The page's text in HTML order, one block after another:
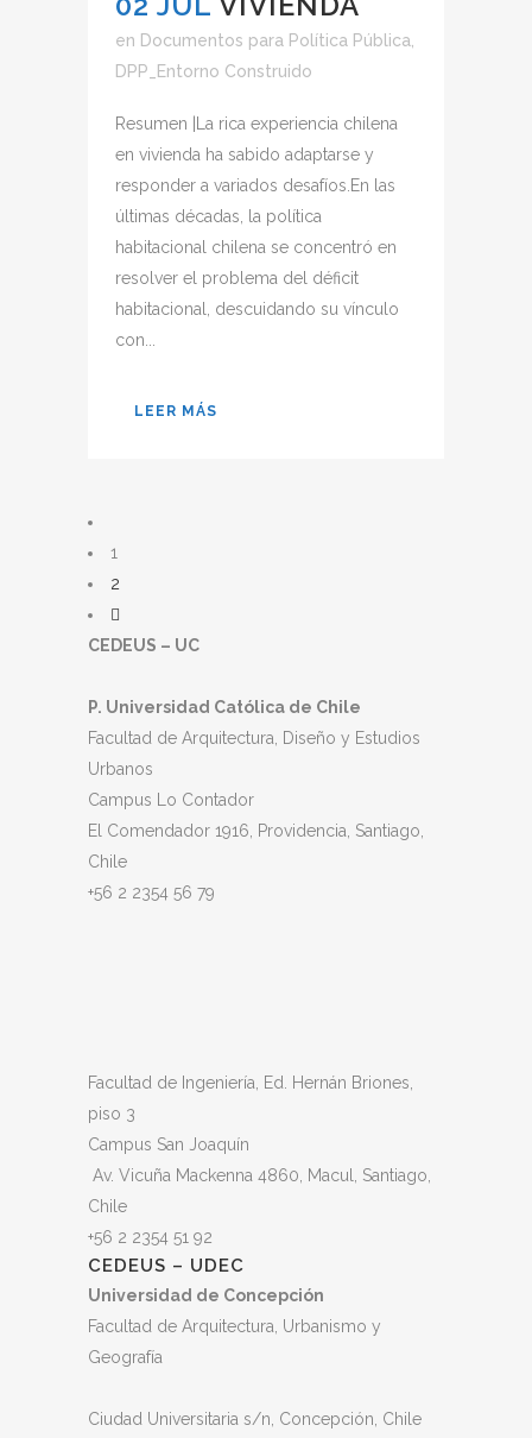
en Documentos para Política Pública
DPP_Entorno Construido
Resumen |La rica experiencia chilena
en vivienda ha sabido adaptarse y
responder a variados desafíos.En las
últimas décadas, la política
habitacional chilena se concentró en
resolver el problema del déficit
habitacional, descuidando su vínculo
con...
LEER MÁS
1
2
CEDEUS – UC
P. Universidad Católica de Chile
Facultad de Arquitectura, Diseño y Estudios
Urbanos
Campus Lo Contador
El Comendador 1916, Providencia, Santiago,
Chile
+56 2 2354 56 79
Facultad de Ingeniería, Ed. Hernán Briones,
piso 3
Campus San Joaquín
Av. Vicuña Mackenna 4860, Macul
, Santiago,
Chile
+56 2 2354 51 92
CEDEUS – UDEC
Universidad de Concepción
Facultad de Arquitectura, Urbanismo y
Geografía
Ciudad Universitaria s/n, Concepción, Chile